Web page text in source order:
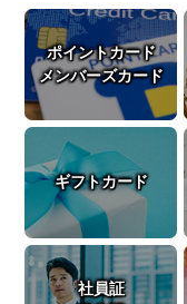
ポイントカード
メンバーズカード
ギフトカード
社員証